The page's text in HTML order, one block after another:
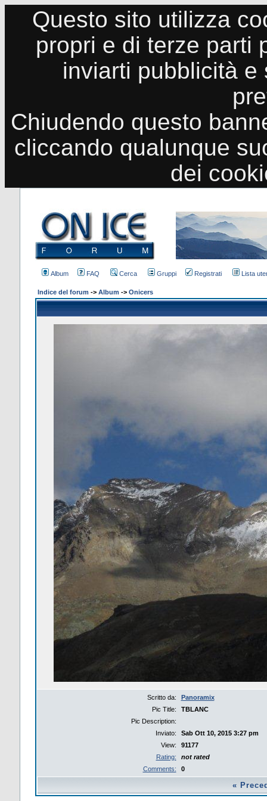
Questo sito utilizza
propri e di terze parti
inviarti pubblicità
Chiudendo questo
cliccando qualunque
dei
Album FAQ Cerca Gruppi Registrati Lista
Indice del forum -> Album -> Onicers
Scritto da:
Panoramix
Pic Title:
TBLANC
Pic Description:
Inviato:
Sab Ott 10, 2015 3:27 pm
View:
91177
Rating:
not rated
Comments:
0
«